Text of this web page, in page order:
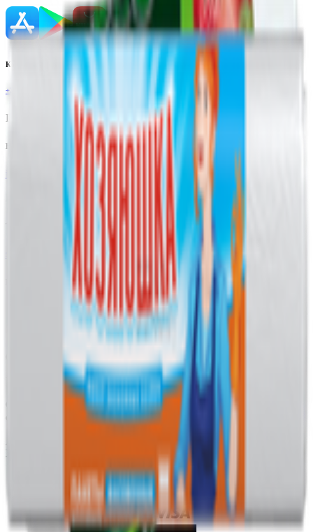
Контактный телефон
+375(29)6875999
Пн-Пт: 8:00 - 17:00
E-mail
Не для электронных обращений
Тех. поддержка
support@yoda.by
ООО «Торговая сеть «Продмир»
УНП 490314725
Свидетельство о государственной регистрации № 490314725
от 30.05.2003г выдано Гомельским облисполкомом
Адрес: 247210, Республика Беларусь, Гомельская обл., г.
Жлобин, ул. Козлова 2-А